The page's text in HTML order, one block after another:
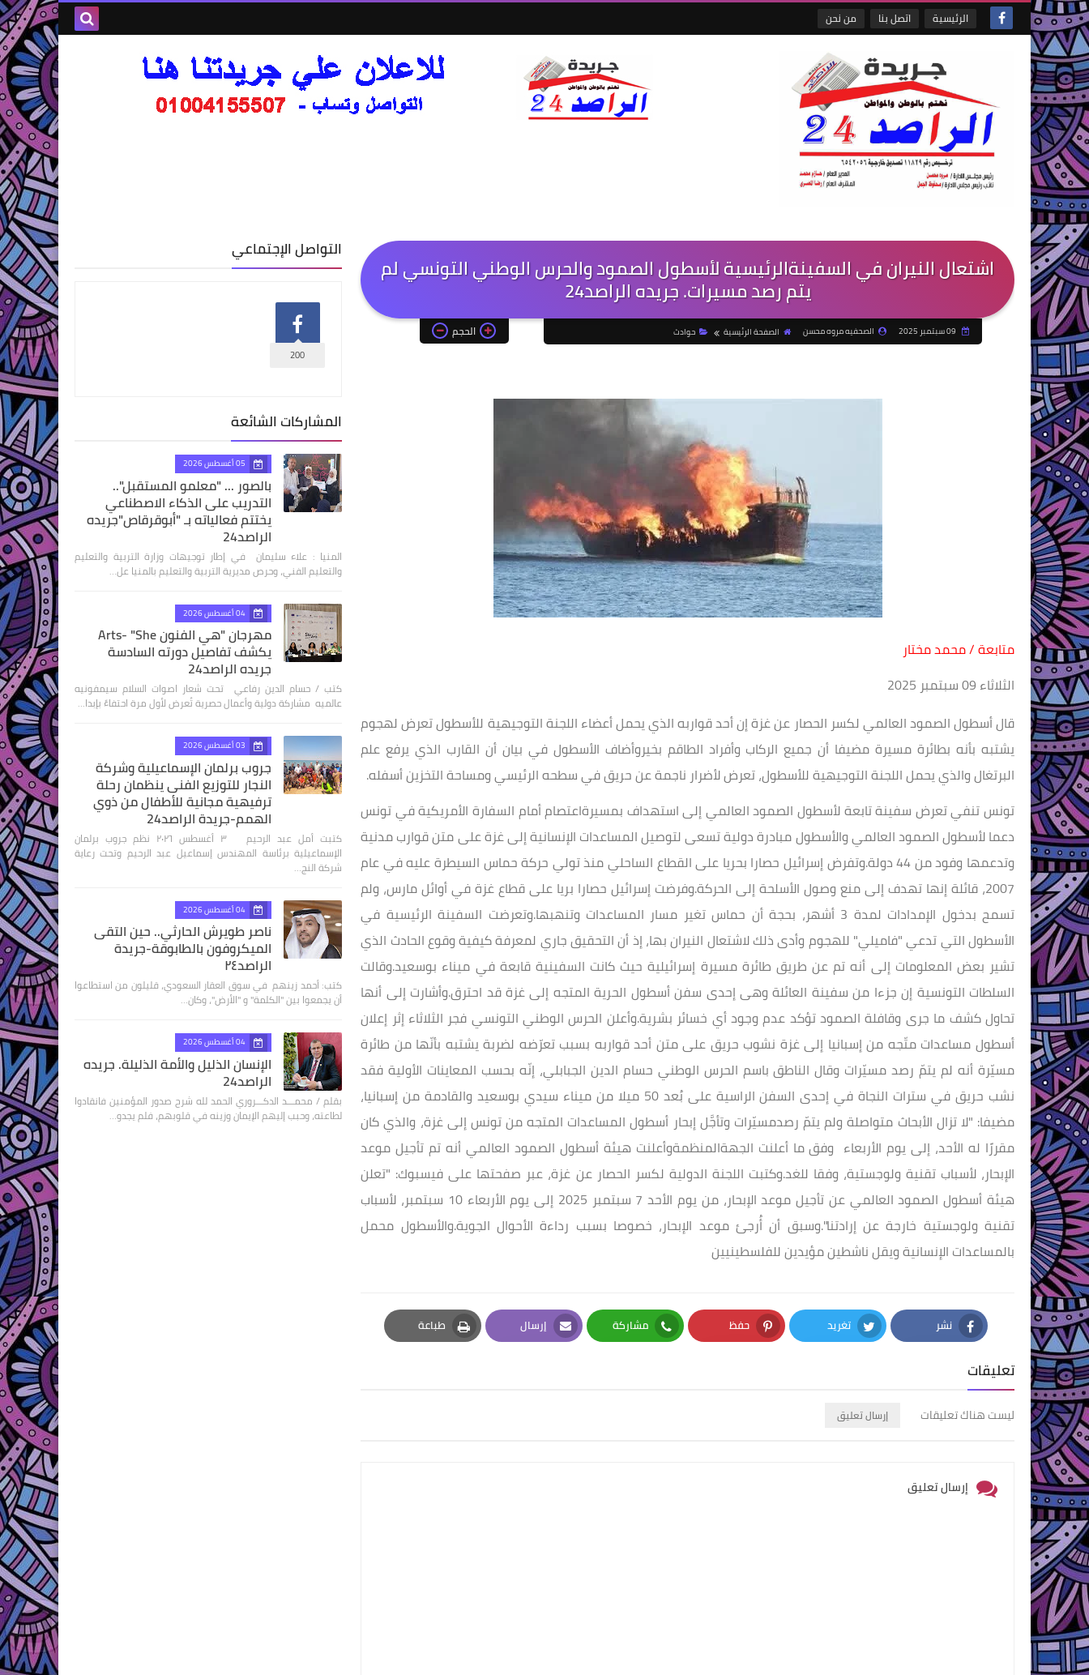
الرئيسية اتصل بنا من نحن
اشتعال النيران في السفينةالرئيسية لأسطول الصمود والحرس الوطني التونسي لم
يتم رصد مسيرات. جريده الراصد24
الصحفيه مروه محسن الصفحة الرئيسية حوادث الحجم
متابعة / محمد مختار
الثلاثاء 09 سبتمبر 2025
قال أسطول الصمود العالمي لكسر الحصار عن غزة إن أحد قواربه الذي يحمل أعضاء اللجنة التوجيهية للأسطول تعرض لهجوم
يشتبه بأنه بطائرة مسيرة مضيفا أن جميع الركاب وأفراد الطاقم بخيروأضاف الأسطول في بيان أن القارب الذي يرفع علم
البرتغال والذي يحمل اللجنة التوجيهية للأسطول، تعرض لأضرار ناجمة عن حريق في سطحه الرئيسي ومساحة التخزين أسفله.
تونس تنفي تعرض سفينة تابعة لأسطول الصمود العالمي إلى استهداف بمسيرةاعتصام أمام السفارة الأمريكية في تونس
دعما لأسطول الصمود العالمي والأسطول مبادرة دولية تسعى لتوصيل المساعدات الإنسانية إلى غزة على متن قوارب مدنية
وتدعمها وفود من 44 دولة.وتفرض إسرائيل حصارا بحريا على القطاع الساحلي منذ تولي حركة حماس السيطرة عليه في عام
2007، قائلة إنها تهدف إلى منع وصول الأسلحة إلى الحركة.وفرضت إسرائيل حصارا بريا على قطاع غزة في أوائل مارس، ولم
تسمح بدخول الإمدادات لمدة 3 أشهر، بحجة أن حماس تغير مسار المساعدات وتنهبها.وتعرضت السفينة الرئيسية في
الأسطول التي تدعي "فاميلي" للهجوم وأدى ذلك لاشتعال النيران بها، إذ أن التحقيق جاري لمعرفة كيفية وقوع الحادث الذي
تشير بعض المعلومات إلى أنه تم عن طريق طائرة مسيرة إسرائيلية حيث كانت السفينية قابعة في ميناء بوسعيد.وقالت
السلطات التونسية إن جزءا من سفينة العائلة وهى إحدى سفن أسطول الحرية المتجه إلى غزة قد احترق.وأشارت إلى أنها
تحاول كشف ما جرى وقافلة الصمود تؤكد عدم وجود أي خسائر بشرية.وأعلن الحرس الوطني التونسي فجر الثلاثاء إثر إعلان
أسطول مساعدات متّجه من إسبانيا إلى غزة نشوب حريق على متن أحد قواربه بسبب تعرّضه لضربة يشتبه بأنّها من طائرة
مسيّرة أنه لم يتمّ رصد مسيّرات وقال الناطق باسم الحرس الوطني حسام الدين الجبابلي، إنّه بحسب المعاينات الأولية فقد
نشب حريق في سترات النجاة في إحدى السفن الراسية على بُعد 50 ميلا من ميناء سيدي بوسعيد والقادمة من إسبانيا،
مضيفا: "لا تزال الأبحاث متواصلة ولم يتمّ رصدمسيّرات وتأجَّل إبحار أسطول المساعدات المتجه من تونس إلى غزة، والذي كان
مقررًا له الأحد، إلى يوم الأربعاء وفق ما أعلنت الجهةالمنظمةوأعلنت هيئة أسطول الصمود العالمي أنه تم تأجيل موعد
الإبحار، لأسباب تقنية ولوجستية، وفقا للغد.وكتبت اللجنة الدولية لكسر الحصار عن غزة، عبر صفحتها على فيسبوك: "تعلن
هيئة أسطول الصمود العالمي عن تأجيل موعد الإبحار، من يوم الأحد 7 سبتمبر 2025 إلى يوم الأربعاء 10 سبتمبر، لأسباب
تقنية ولوجستية خارجة عن إرادتنا".وسبق أن أُرجئ موعد الإبحار، خصوصا بسبب رداءة الأحوال الجوية.والأسطول محمل
بالمساعدات الإنسانية ويقل ناشطين مؤيدين للفلسطينيين
نشر
Facebook
تغريد
Twitter
حفظ
Pinterest
مشاركة
Whatsapp
إرسال
Email
طباعة
Print
تعليقات
ليست هناك تعليقات إرسال تعليق
إرسال تعليق
التواصل الإجتماعي
200
المشاركات الشائعة
05 أغسطس 2026
بالصور ... "معلمو المستقبل"..
التدريب على الذكاء الاصطناعي
يختتم فعالياته بـ "أبوقرقاص"جريده
الراصد24
المنيا : علاء سليمان في إطار توجيهات وزارة التربية والتعليم
والتعليم الفني، وحرص مديرية التربية والتعليم بالمنيا عل…
04 أغسطس 2026
مهرجان "هي الفنون Arts- "She
يكشف تفاصيل دورته السادسة
جريده الراصد24
كتب / حسام الدين رفاعي تحت شعار اصوات السلام سيمفونيه
عالميه مشاركة دولية وأعمال حصرية تُعرض لأول مرة احتفاءً بإبدا…
03 أغسطس 2026
جروب برلمان الإسماعيلية وشركة
النجار للتوزيع الفنى ينظمان رحلة
ترفيهية مجانية للأطفال من ذوي
الهمم-جريدة الراصد24
كتبت أمل عبد الرحيم ٣ أغسطس ٢٠٢٦ نظم جروب برلمان
الإسماعيلية برئاسة المهندس إسماعيل عبد الرحيم وتحت رعاية
شركة النج…
04 أغسطس 2026
ناصر طويرش الحارثي.. حين التقى
الميكروفون بالطابوقة-جريدة
الراصد٢٤
كتب: أحمد زينهم في سوق العقار السعودي، قليلون من استطاعوا
أن يجمعوا بين "الكلمة" و "الأرض"، وكان…
04 أغسطس 2026
الإنسان الذليل والأمة الذليلة. جريده
الراصد24
بقلم / محمـــد الدكـــروري الحمد لله شرح صدور المؤمنين فانقادوا
لطاعته، وحبب إليهم الإيمان وزينه في قلوبهم، فلم يجدو…